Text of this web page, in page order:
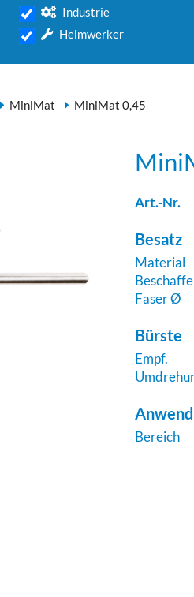
Industrie
Heimwerker
MiniMat MiniMat 0,45
Art.-Nr.
Besatz
Material
Faser Ø
Bürste
Empf.
Bereich